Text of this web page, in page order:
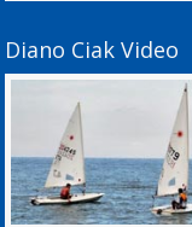
Diano Ciak Video